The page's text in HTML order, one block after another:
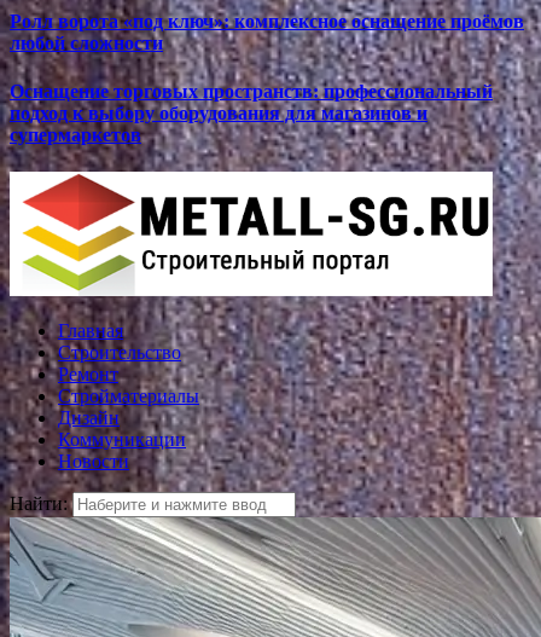
Ролл ворота «под ключ»: комплексное оснащение проёмов
любой сложности
Оснащение торговых пространств: профессиональный
подход к выбору оборудования для магазинов и
супермаркетов
Главная
Строительство
Ремонт
Стройматериалы
Дизайн
Коммуникации
Новости
Найти: